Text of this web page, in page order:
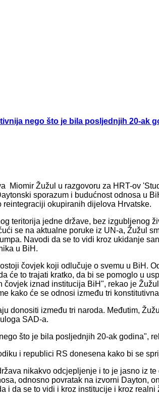
nego što je bila posljednjih 20-ak
Miomir Žužul u razgovoru za HRT-ov
sporazum i budućnost odnosa u
okupiranih dijelova Hrvatske.
teritorija jedne države, bez izgubljenog
se na aktualne poruke iz UN-a, Žužul
Navodi da se to vidi kroz ukidanje
u BiH.
čovjek koji odlučuje o svemu u BiH.
će to trajati kratko, da bi se pomoglo u
čovjek iznad institucija BiH", rekao je
kako će se odnosi između tri
donositi između tri naroda. Međutim,
SAD-a.
što je bila posljednjih 20-ak godina",
i republici RS donesena kako bi se
nikakvo odcjepljenje i to je jasno iz
odnosno povratak na izvorni Dayton,
i da se to vidi i kroz institucije i kroz